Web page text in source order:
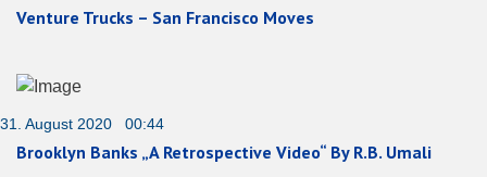
Venture Trucks – San Francisco Moves
31. August 2020 00:44
Brooklyn Banks „A Retrospective Video“ By R.B. Umali